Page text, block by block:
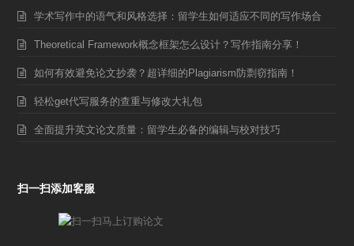
学术写作中的语气和风格选择：留学生如何适应不同的写作场合
Theoretical Framework概念框架怎么设计？写作指南分享！
如何有效避免论文抄袭？超详细的Plagiarism防剽窃指南！
轻松get代写服务的查重与修改大礼包
全面提升英文论文质量：留学生必备的编辑与校对技巧
扫一扫添加客服